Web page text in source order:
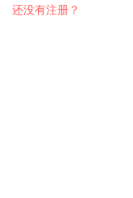
还没有注册？